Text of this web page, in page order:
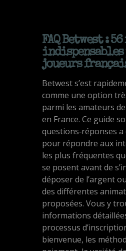
FAQ Betwest :
indispensables
joueurs
Betwest s’est
comme une option
parmi les amateurs
en France. Ce guide
questions‑réponses
pour répondre aux
les plus fréquentes
se posent avant de
déposer de l’argent
des différentes
proposées. Vous y
informations
processus
bienvenue, les